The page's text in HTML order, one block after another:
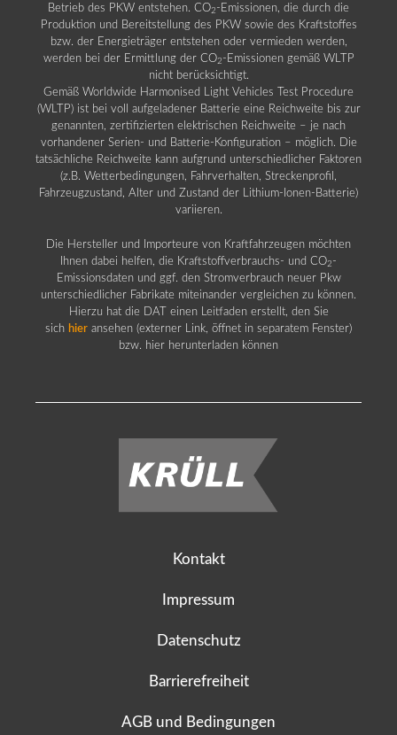
Betrieb des PKW entstehen. CO2 -Emissionen, die durch die
Produktion und Bereitstellung des PKW sowie des Kraftstoffes
bzw. der Energieträger entstehen oder vermieden werden,
werden bei der Ermittlung der CO2 -Emissionen gemäß WLTP
nicht berücksichtigt.
Gemäß Worldwide Harmonised Light Vehicles Test Procedure
(WLTP) ist bei voll aufgeladener Batterie eine Reichweite bis zur
genannten, zertifizierten elektrischen Reichweite – je nach
vorhandener Serien- und Batterie-Konfiguration – möglich. Die
tatsächliche Reichweite kann aufgrund unterschiedlicher Faktoren
(z.B. Wetterbedingungen, Fahrverhalten, Streckenprofil,
Fahrzeugzustand, Alter und Zustand der Lithium-Ionen-Batterie)
variieren.
Die Hersteller und Importeure von Kraftfahrzeugen möchten
Ihnen dabei helfen, die Kraftstoffverbrauchs- und CO2 -
Emissionsdaten und ggf. den Stromverbrauch neuer Pkw
unterschiedlicher Fabrikate miteinander vergleichen zu können.
Hierzu hat die DAT einen Leitfaden erstellt, den Sie
sich hier ansehen (externer Link, öffnet in separatem Fenster)
bzw. hier herunterladen können
Kontakt
Impressum
Datenschutz
Barrierefreiheit
AGB und Bedingungen